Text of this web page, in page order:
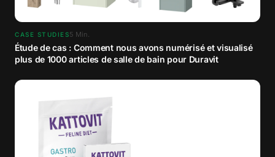
CASE STUDIES5 Min.
Étude de cas : Comment nous avons numérisé et visualisé
plus de 1000 articles de salle de bain pour Duravit